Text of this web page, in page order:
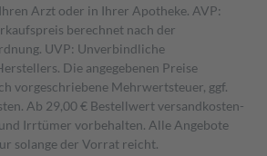
Arzt oder in Ihrer Apotheke. AVP:
berechnet nach der
UVP: Unverbindliche
Die angegebenen Preise
vorgeschriebene Mehrwertsteuer, ggf.
Ab 29,00 € Bestell­wert versand­kosten­
Irrtümer vorbehalten. Alle Angebote
solange der Vorrat reicht.